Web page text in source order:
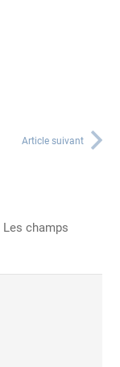
Article suivant
Les champs